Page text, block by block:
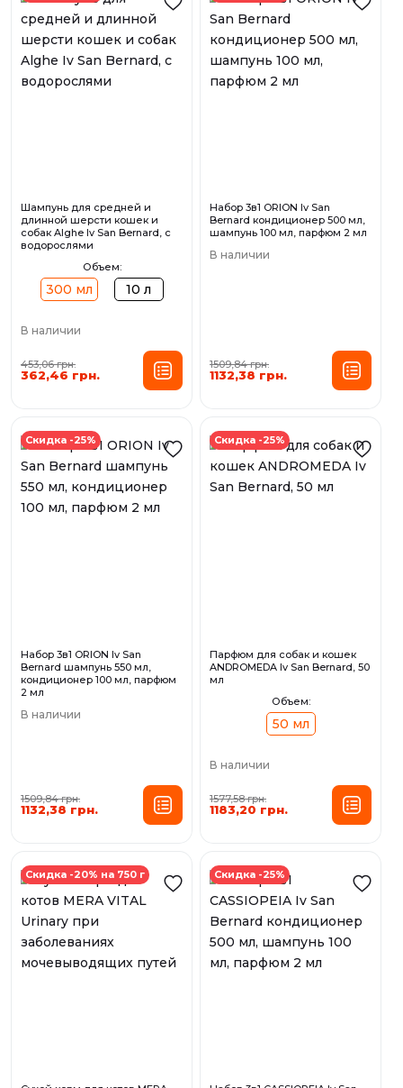
Шампунь для средней и
длинной шерсти кошек и
собак Alghe Iv San Bernard, с
водорослями
Объем:
300 мл 10 л
В наличии
453,06 грн.
362,46 грн.
Набор 3в1 ORION Iv San
Bernard кондиционер 500 мл,
шампунь 100 мл, парфюм 2 мл
В наличии
1509,84 грн.
1132,38 грн.
Скидка -25%
Набор 3в1 ORION Iv San
Bernard шампунь 550 мл,
кондиционер 100 мл, парфюм
2 мл
В наличии
1509,84 грн.
1132,38 грн.
Скидка -25%
Парфюм для собак и кошек
ANDROMEDA Iv San Bernard, 50
мл
Объем:
50 мл
В наличии
1577,58 грн.
1183,20 грн.
Скидка -20% на 750 г Скидка -25%